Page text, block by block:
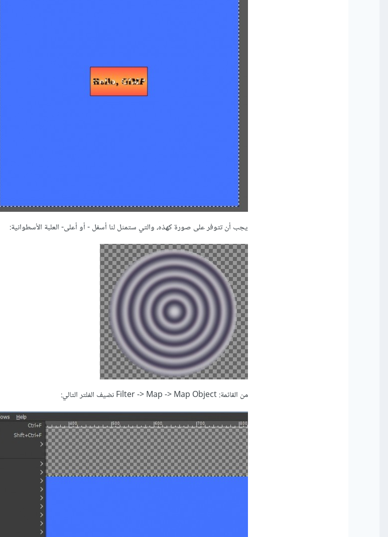
يجب أن تتوفر على صورة كهذه، والتي ستمثل لنا أسفل - أو أعلى- العلبة الأسطوانية:
من القائمة: Filter -> Map -> Map Object نضيف الفلتر التالي: